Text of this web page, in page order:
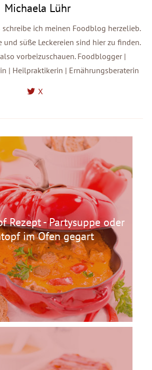
Michaela Lühr
schreibe ich meinen Foodblog herzelieb.
und süße Leckereien sind hier zu finden.
vorbeizuschauen. Foodblogger |
| Heilpraktikerin | Ernährungsberaterin
X
Rezept - Partysuppe oder
im Ofen gegart